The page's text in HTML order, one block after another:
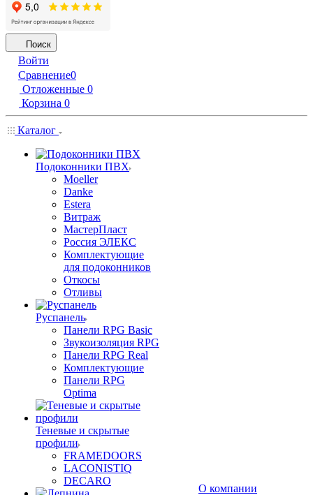
Поиск
Войти
Сравнение0
Отложенные 0
Корзина 0
Каталог
Подоконники ПВХ
Moeller
Danke
Estera
Витраж
МастерПласт
Россия ЭЛЕКС
Комплектующие
для подоконников
Откосы
Отливы
Руспанель
Панели RPG Basic
Звукоизоляция RPG
Панели RPG Real
Комплектующие
Панели RPG
Optima
Теневые и скрытые
профили
FRAMEDOORS
LACONISTIQ
DECARO
О компании